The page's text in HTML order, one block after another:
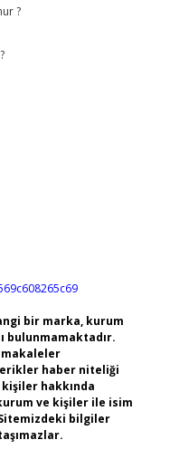
?
bir marka, kurum
bulunmamaktadır.
makaleler
haber niteliği
hakkında
ve kişiler ile isim
bilgiler